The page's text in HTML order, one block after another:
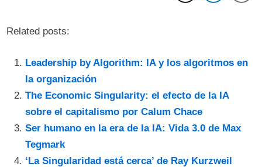
Related posts:
Leadership by Algorithm: IA y los algoritmos en
la organización
The Economic Singularity: el efecto de la IA
sobre el capitalismo por Calum Chace
Ser humano en la era de la IA: Vida 3.0 de Max
Tegmark
‘La Singularidad está cerca’ de Ray Kurzweil